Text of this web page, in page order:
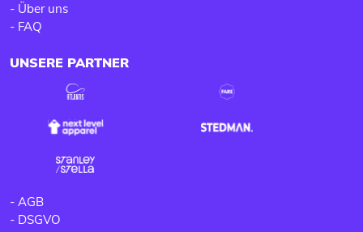
- Über uns
- FAQ
UNSERE PARTNER
- AGB
- DSGVO